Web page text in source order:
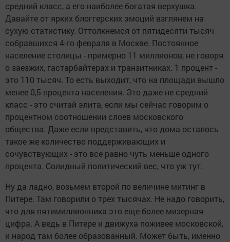
средний класс, а его наиболее богатая верхушка.
Давайте от ярких блоггерских эмоций взглянем на
сухую статистику. Оттолкнемся от пятидесяти тысяч
собравшихся 4-го февраля в Москве. Постоянное
население столицы - примерно 11 миллионов, не говоря
о заезжих, гастарбайтерах и транзитниках. 1 процент -
это 110 тысяч. То есть выходит, что на площади вышло
менее 0,5 процента населения. Это даже не средний
класс - это считай элита, если мы сейчас говорим о
процентном соотношении слоев московского
общества. Даже если представить, что дома осталось
такое же количество поддерживающих и
сочувствующих - это все равно чуть меньше одного
процента. Солидный политический вес, что уж тут.
Ну да ладно, возьмем второй по величине митинг в
Питере. Там говорили о трех тысячах. Не надо говорить,
что для пятимиллионника это еще более мизерная
цифра. А ведь в Питере и движуха поживее московской,
и народ там более образованный. Может быть, именно